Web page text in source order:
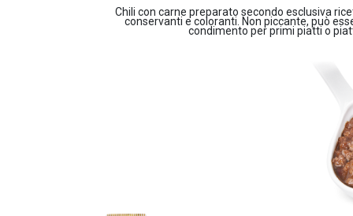
Chili con carne preparato secondo esclusiva
conservanti e coloranti. Non piccante, può
condimento per primi piatti o